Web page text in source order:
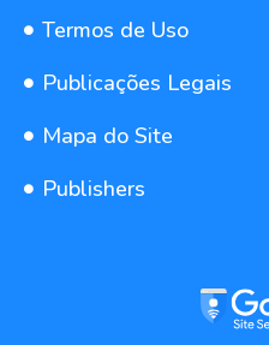
Termos de Uso
Publicações Legais
Mapa do Site
Publishers